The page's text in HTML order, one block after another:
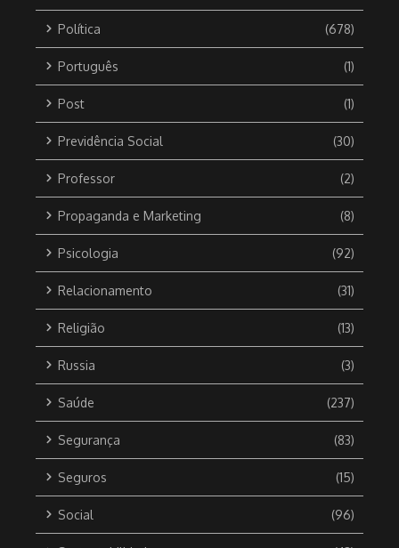
Política (678)
Português (1)
Post (1)
Previdência Social (30)
Professor (2)
Propaganda e Marketing (8)
Psicologia (92)
Relacionamento (31)
Religião (13)
Russia (3)
Saúde (237)
Segurança (83)
Seguros (15)
Social (96)